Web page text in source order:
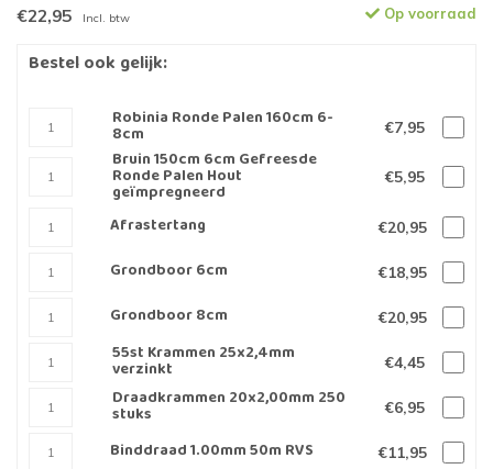
€22,95 Incl. btw Op voorraad
Bestel ook gelijk:
Robinia Ronde Palen 160cm 6-
8cm €7,95
Bruin 150cm 6cm Gefreesde
Ronde Palen Hout
geïmpregneerd
€5,95
Afrastertang €20,95
Grondboor 6cm €18,95
Grondboor 8cm €20,95
55st Krammen 25x2,4mm
verzinkt €4,45
Draadkrammen 20x2,00mm 250
stuks €6,95
Binddraad 1.00mm 50m RVS €11,95